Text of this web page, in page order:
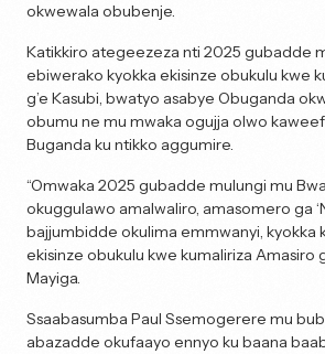
okwewala obubenje.
Katikkiro ategeezeza nti 2025 gubadde
ebiwerako kyokka ekisinze obukulu kwe
g’e Kasubi, bwatyo asabye Obuganda
obumu ne mu mwaka ogujja olwo
Buganda ku ntikko aggumire.
“Omwaka 2025 gubadde mulungi mu
okuggulawo amalwaliro, amasomero ga
bajjumbidde okulima emmwanyi, kyokka
ekisinze obukulu kwe kumaliriza Amasiro
Mayiga.
Ssaabasumba Paul Ssemogerere mu
abazadde okufaayo ennyo ku baana